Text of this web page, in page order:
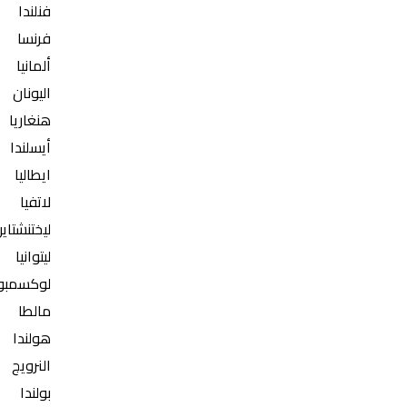
فنلندا
فرنسا
ألمانيا
اليونان
هنغاريا
أيسلندا
ايطاليا
لاتفيا
ليتوانيا
مالطا
هولندا
النرويج
بولندا